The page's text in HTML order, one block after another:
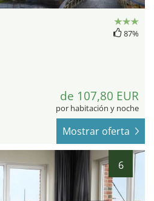
87%
de 107,80 EUR
por habitación y noche
Mostrar oferta
6